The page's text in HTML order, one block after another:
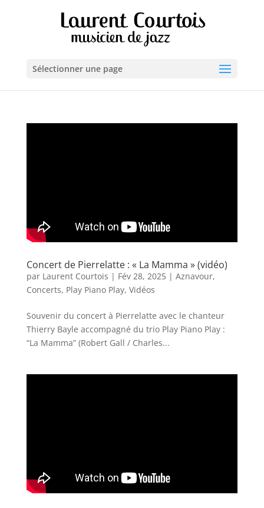
Sélectionner une page
Concert de Pierrelatte : « La Mamma » (vidéo)
par Laurent Courtois | Fév 28, 2025| Aznavour,
Concerts, Play Piano Play, Vidéos
Souvenir du concert à Pierrelatte avec le chanteur
Thierry Bayle accompagné du trio Play Piano Play :
“La Mamma” (Robert Gall / Charles...